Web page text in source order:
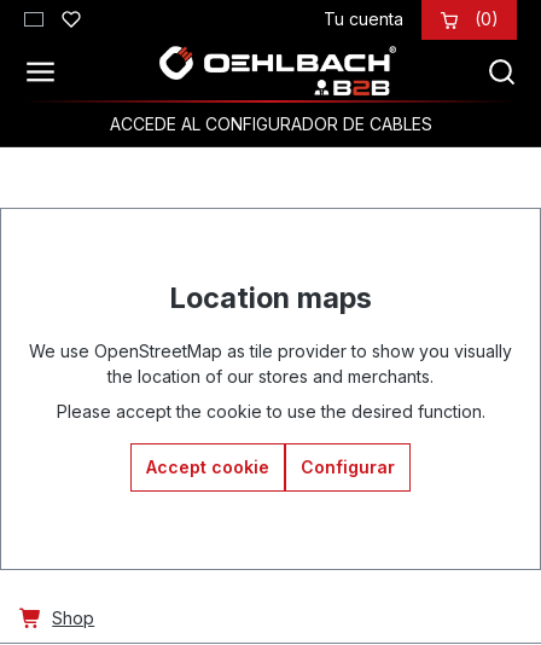
Saltar al contenido principal Tu cuenta (0)
ACCEDE AL CONFIGURADOR DE CABLES
Location maps
We use OpenStreetMap as tile provider to show you visually
the location of our stores and merchants.
Please accept the cookie to use the desired function.
Accept cookie Configurar
Shop